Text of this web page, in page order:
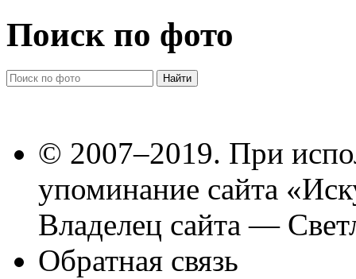
Поиск по фото
© 2007–2019. При
упоминание сайта
Владелец сайта —
Обратная связь